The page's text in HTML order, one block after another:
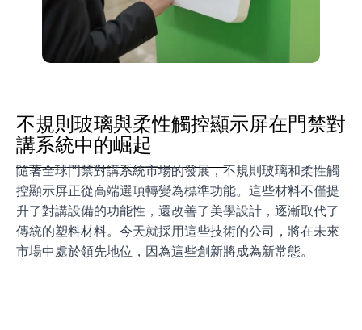
不規則玻璃與柔性觸控顯示屏在門禁對
講系統中的崛起
隨著全球門禁對講系統市場的發展，不規則玻璃和柔性觸
控顯示屏正從高端選項轉變為標準功能。這些材料不僅提
升了對講設備的功能性，還改善了美學設計，逐漸取代了
傳統的塑料材料。今天就採用這些技術的公司，將在未來
市場中處於領先地位，因為這些創新將成為新常態。